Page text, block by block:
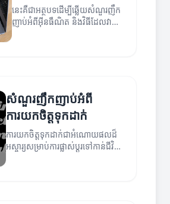
នេះគឺជាអត្ថបទដើម្បីឆ្លើយសំណួរញឹក
ញាប់អំពីអ៊ីនធឺណិត និងវិធីដែលវា
អាចបម្រើអ្នកបាន។
សំណួរញឹកញាប់អំពី
ការយកចិត្តទុកដាក់
ការយកចិត្តទុកដាក់ជាអំណោយផលដ៏
អស្ចារ្យសម្រាប់ការផ្លាស់ប្តូរទៅកាន់ជីវិត